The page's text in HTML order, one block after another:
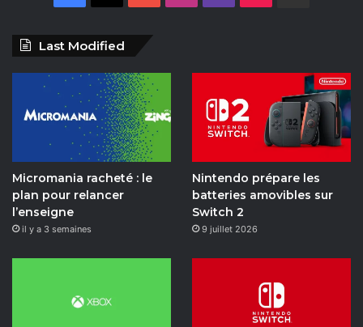
Last Modified
Micromania racheté : le
plan pour relancer
l’enseigne
il y a 3 semaines
Nintendo prépare les
batteries amovibles sur
Switch 2
9 juillet 2026